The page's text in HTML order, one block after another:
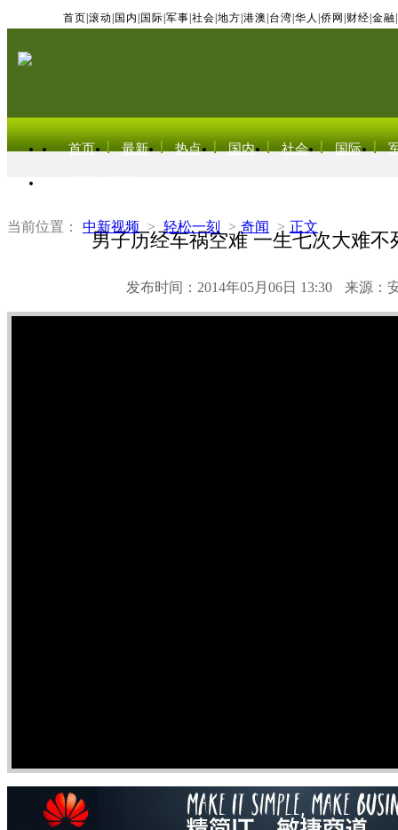
首页 滚动 国内 国际 军事 社会 地方 港澳 台湾 华人 侨网 财经 金融
首页 最新 热点 国内 社会 国际
当前位置： 中新视频 > 轻松一刻 > 奇闻 > 正文
男子历经车祸空难 一生七次大难不
发布时间：2014年05月06日 13:30 来源：